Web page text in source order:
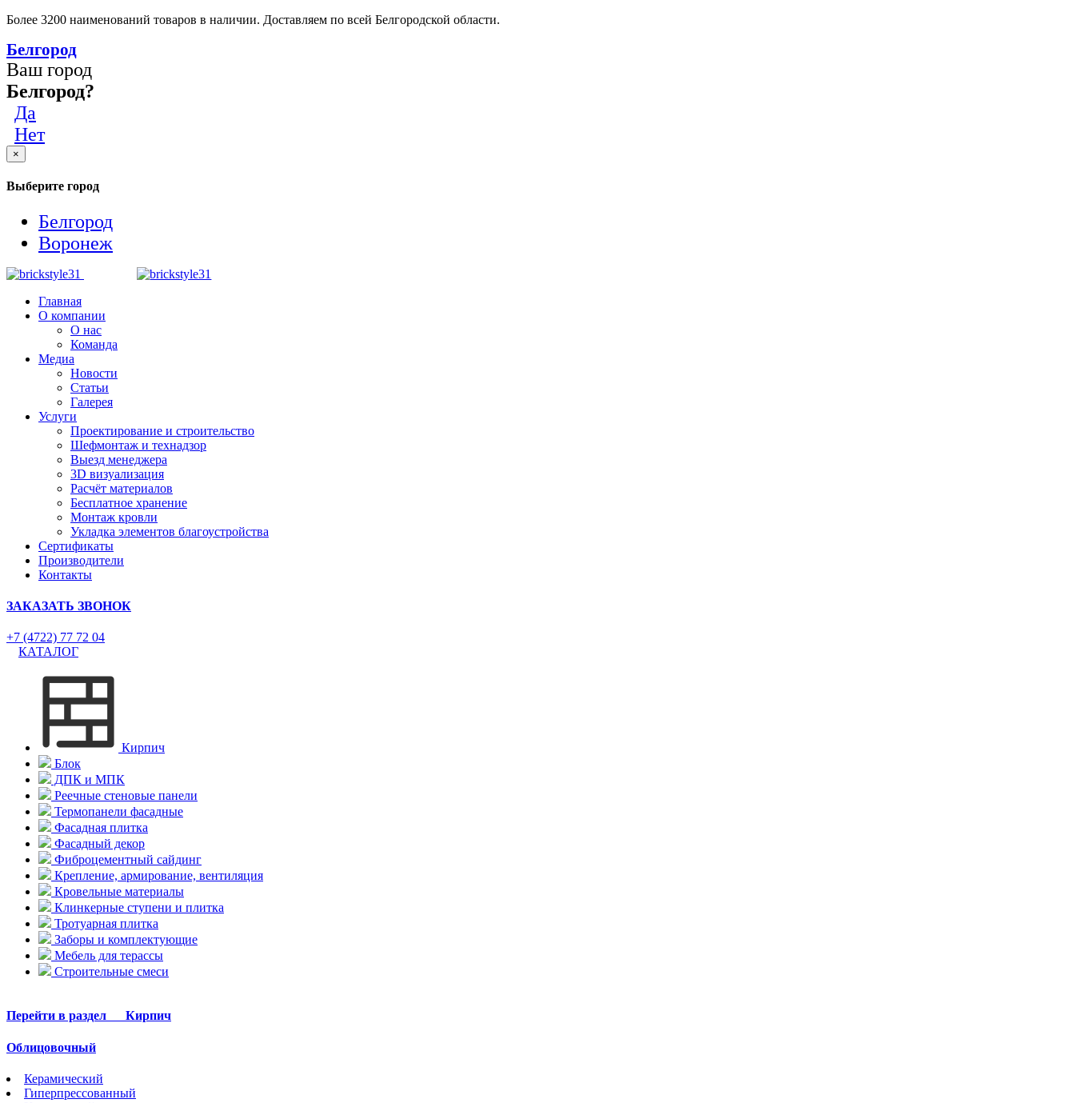
Более 3200 наименований товаров в наличии. Доставляем по всей Белгородской области.
Белгород
Ваш город
Белгород?
Да
Нет
×
Выберите город
Белгород
Воронеж
Главная
О компании
О нас
Команда
Медиа
Новости
Статьи
Галерея
Услуги
Проектирование и строительство
Шефмонтаж и технадзор
Выезд менеджера
3D визуализация
Расчёт материалов
Бесплатное хранение
Монтаж кровли
Укладка элементов благоустройства
Сертификаты
Производители
Контакты
ЗАКАЗАТЬ ЗВОНОК
+7 (4722) 77 72 04
КАТАЛОГ
Кирпич
Блок
ДПК и МПК
Реечные стеновые панели
Термопанели фасадные
Фасадная плитка
Фасадный декор
Фиброцементный сайдинг
Крепление, армирование, вентиляция
Кровельные материалы
Клинкерные ступени и плитка
Тротуарная плитка
Заборы и комплектующие
Мебель для терассы
Строительные смеси
Перейти в раздел Кирпич
Облицовочный
Керамический
Гиперпрессованный